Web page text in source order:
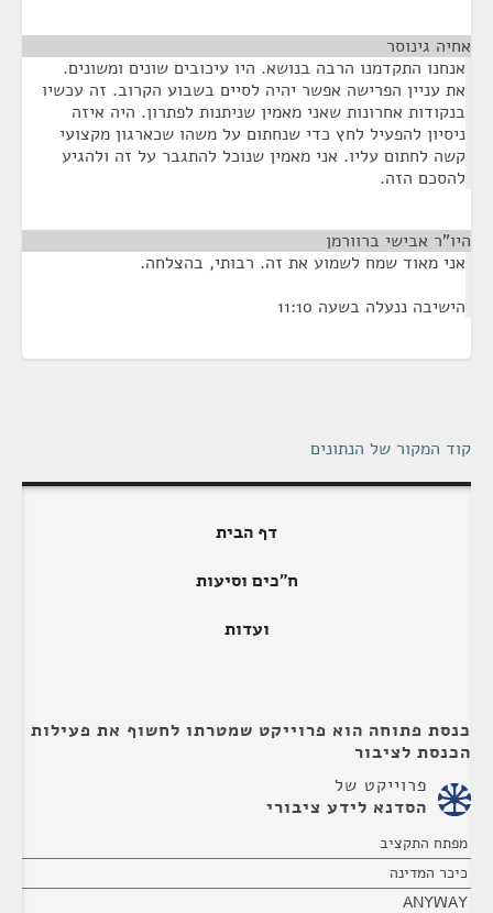
אחיה גינוסר
אנחנו התקדמנו הרבה בנושא. היו עיכובים שונים ומשונים.
את עניין הפרישה אפשר יהיה לסיים בשבוע הקרוב. זה עכשיו
בנקודות אחרונות שאני מאמין שניתנות לפתרון. היה איזה
ניסיון להפעיל לחץ כדי שנחתום על משהו שכארגון מקצועי
קשה לחתום עליו. אני מאמין שנוכל להתגבר על זה ולהגיע
להסכם הזה.
היו"ר אבישי ברוורמן
אני מאוד שמח לשמוע את זה. רבותי, בהצלחה.
הישיבה ננעלה בשעה 11:10
קוד המקור של הנתונים
דף הבית
ח"כים וסיעות
ועדות
כנסת פתוחה הוא פרוייקט שמטרתו לחשוף את פעילות
הכנסת לציבור
פרוייקט של
הסדנא לידע ציבורי
מפתח התקציב
כיכר המדינה
ANYWAY